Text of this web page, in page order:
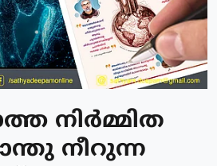
നിർമ്മിത
നീറുന്ന